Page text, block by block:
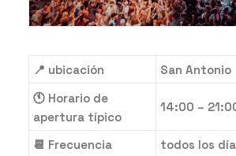
📍 ubicación
San Antonio
🕚 Horario de
apertura típico
14:00 –
📆 Frecuencia
todos los